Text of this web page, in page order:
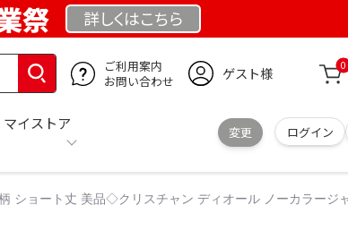
祭 詳しくはこちら
ご利用案内
お問い合わせ
ゲスト様 0
マイストア
変更 ログイン
ショート丈 美品◇クリスチャン ディオール ノーカラージ